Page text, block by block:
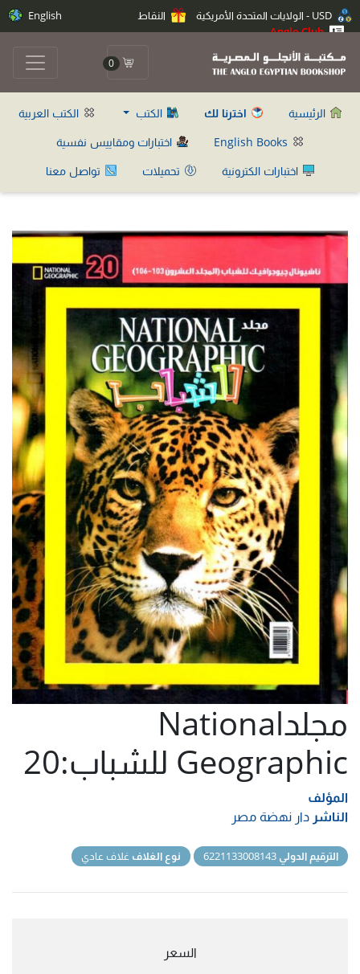
النقاط
Anglo Club
English
0
الرئيسية اخترنا لك الكتب
الكتب العربية
اختبارات ومقاييس نفسية
اختبارات الكترونية
تحميلات تواصل معنا
مجلدNational
Geographic للشباب:20
المؤلف
الناشر دار نهضة مصر
الترقيم الدولي نوع الغلاف غلاف عادي
السعر